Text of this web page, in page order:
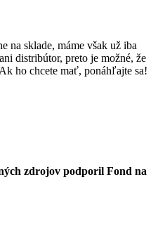
na sklade, máme však už iba
distribútor, preto je možné, že
ho chcete mať, ponáhľajte sa!
zdrojov podporil Fond na